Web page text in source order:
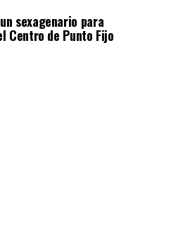
sexagenario para
Centro de Punto Fijo